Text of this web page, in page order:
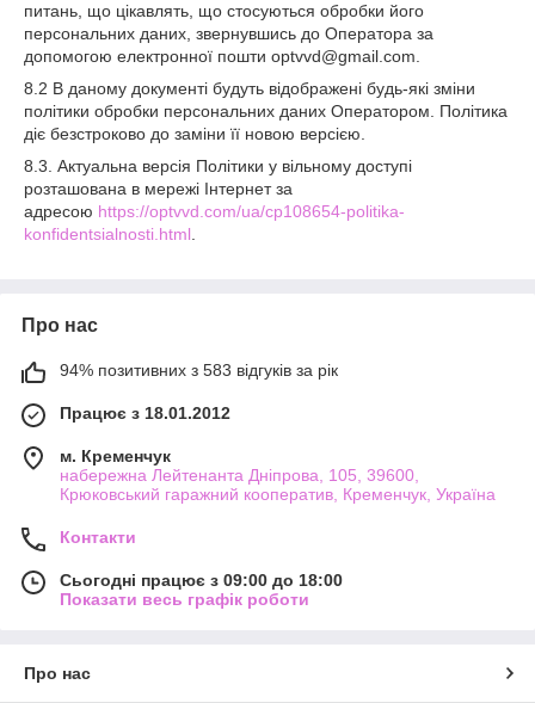
питань, що цікавлять, що стосуються обробки його
персональних даних, звернувшись до Оператора за
допомогою електронної пошти optvvd@gmail.com.
8.2 В даному документі будуть відображені будь-які зміни
політики обробки персональних даних Оператором. Політика
діє безстроково до заміни її новою версією.
8.3. Актуальна версія Політики у вільному доступі
розташована в мережі Інтернет за
адресою https://optvvd.com/ua/cp108654-politika-
konfidentsialnosti.html
Про нас
94% позитивних з 583 відгуків за рік
Працює з 18.01.2012
м. Кременчук
набережна Лейтенанта Дніпрова, 105, 39600,
Крюковський гаражний кооператив, Кременчук, Україна
Контакти
Сьогодні працює з 09:00 до 18:00
Показати весь графік роботи
Про нас